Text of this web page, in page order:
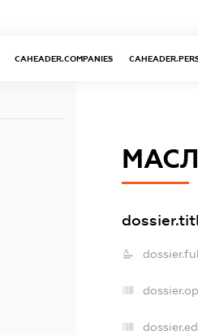
CAHEADER.COMPANIES